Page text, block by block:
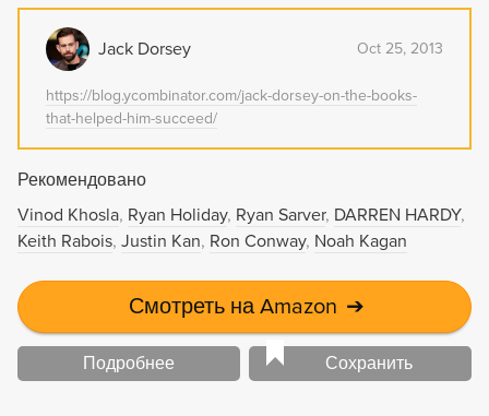
leaders seeking to improve their skills.
Jack Dorsey Oct 25, 2013
https://blog.ycombinator.com/jack-dorsey-on-the-books-
that-helped-him-succeed/
Рекомендовано
Vinod Khosla Ryan Holiday Ryan Sarver DARREN HARDY
Keith Rabois Justin Kan Ron Conway Noah Kagan
Смотреть на Amazon ➔
Подробнее Сохранить